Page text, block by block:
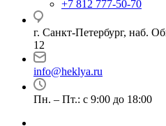
+7 812 777-50-70
г. Санкт-Петербург, наб.
12
info@heklya.ru
Пн. – Пт.: с 9:00 до 18:00